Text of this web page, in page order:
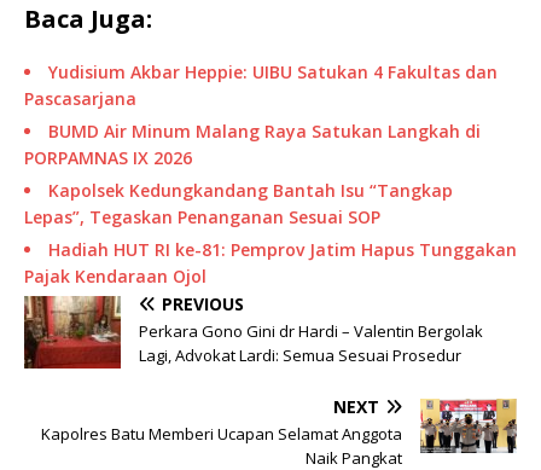
Baca Juga:
Yudisium Akbar Heppie: UIBU Satukan 4 Fakultas dan
Pascasarjana
BUMD Air Minum Malang Raya Satukan Langkah di
PORPAMNAS IX 2026
Kapolsek Kedungkandang Bantah Isu “Tangkap
Lepas”, Tegaskan Penanganan Sesuai SOP
Hadiah HUT RI ke-81: Pemprov Jatim Hapus Tunggakan
Pajak Kendaraan Ojol
PREVIOUS
Perkara Gono Gini dr Hardi – Valentin Bergolak
Lagi, Advokat Lardi: Semua Sesuai Prosedur
NEXT
Kapolres Batu Memberi Ucapan Selamat Anggota
Naik Pangkat